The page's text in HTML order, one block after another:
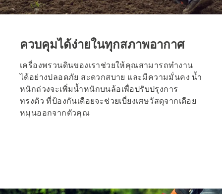
ควบคุมได้ง่ายในทุกสภาพอากาศ
เครื่องพรวนดินของเราช่วยให้คุณสามารถทำงาน
ได้อย่างปลอดภัย สะดวกสบาย และมีความมั่นคง น้ำ
หนักถ่วงจะเพิ่มน้ำหนักบนล้อเพื่อปรับปรุงการ
ทรงตัว ที่ป้องกันเดือยจะช่วยเบี่ยงเศษวัสดุจากเดือย
หมุนออกจากตัวคุณ